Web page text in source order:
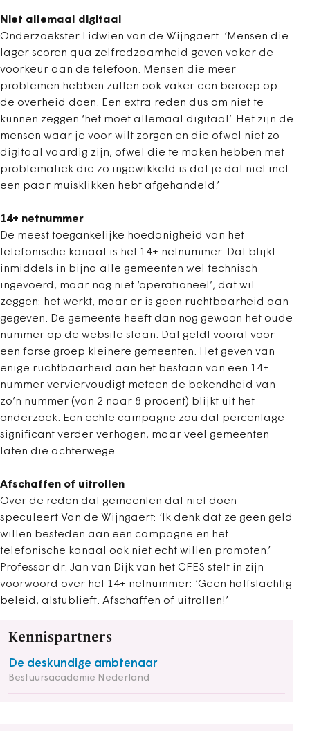
Niet allemaal digitaal
Onderzoekster Lidwien van de Wijngaert: ‘Mensen die
lager scoren qua zelfredzaamheid geven vaker de
voorkeur aan de telefoon. Mensen die meer
problemen hebben zullen ook vaker een beroep op
de overheid doen. Een extra reden dus om niet te
kunnen zeggen ‘het moet allemaal digitaal’. Het zijn de
mensen waar je voor wilt zorgen en die ofwel niet zo
digitaal vaardig zijn, ofwel die te maken hebben met
problematiek die zo ingewikkeld is dat je dat niet met
een paar muisklikken hebt afgehandeld.’
14+ netnummer
De meest toegankelijke hoedanigheid van het
telefonische kanaal is het 14+ netnummer. Dat blijkt
inmiddels in bijna alle gemeenten wel technisch
ingevoerd, maar nog niet ‘operationeel’; dat wil
zeggen: het werkt, maar er is geen ruchtbaarheid aan
gegeven. De gemeente heeft dan nog gewoon het oude
nummer op de website staan. Dat geldt vooral voor
een forse groep kleinere gemeenten. Het geven van
enige ruchtbaarheid aan het bestaan van een 14+
nummer verviervoudigt meteen de bekendheid van
zo’n nummer (van 2 naar 8 procent) blijkt uit het
onderzoek. Een echte campagne zou dat percentage
significant verder verhogen, maar veel gemeenten
laten die achterwege.
Afschaffen of uitrollen
Over de reden dat gemeenten dat niet doen
speculeert Van de Wijngaert: ‘Ik denk dat ze geen geld
willen besteden aan een campagne en het
telefonische kanaal ook niet echt willen promoten.’
Professor dr. Jan van Dijk van het CFES stelt in zijn
voorwoord over het 14+ netnummer: ‘Geen halfslachtig
beleid, alstublieft. Afschaffen of uitrollen!’
Kennispartners
De deskundige ambtenaar
Bestuursacademie Nederland